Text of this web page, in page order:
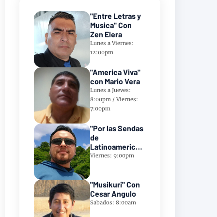
"Entre Letras y
Musica" Con
Zen Elera
Lunes a Viernes:
12:00pm
"America Viva"
con Mario Vera
Lunes a Jueves:
8:00pm / Viernes:
7:00pm
"Por las Sendas
de
Latinoamerica"
Con Frank
Viernes: 9:00pm
"Musikuri" Con
Cesar Angulo
Sabados: 8:00am